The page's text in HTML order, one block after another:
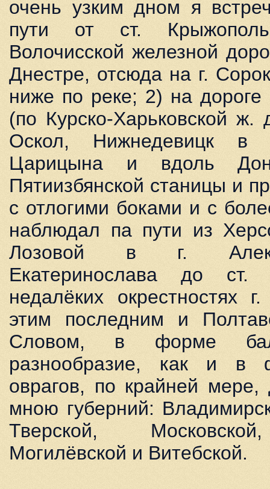
очень узким дном я
пути от ст.
Волочисской железной
Днестре, отсюда на г.
ниже по реке; 2) на дороге
(по Курско-Харьковской
Оскол, Нижнедевицк
Царицына и вдоль
Пятиизбянской станицы и
с отлогими боками и с
наблюдал па пути из
Лозовой в г.
Екатеринослава до
недалёких окрестностях
этим последним и
Словом, в форме
разнообразие, как и в
оврагов, по крайней
мною губерний:
Тверской,
Могилёвской и Витебской.